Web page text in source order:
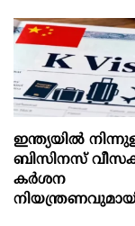
ഇന്ത്യയില്‍
ബിസിനസ്
കർശന